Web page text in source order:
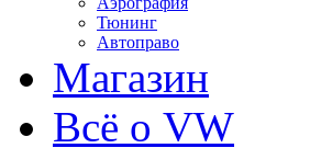
Тюнинг
Автоправо
Магазин
Всё о VW